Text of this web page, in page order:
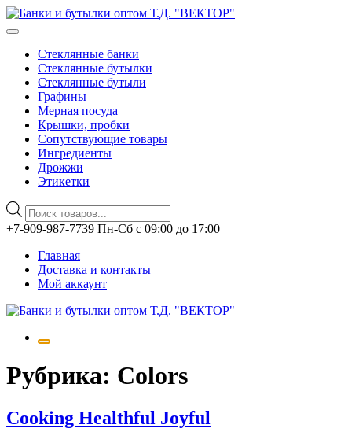
Стеклянные банки
Стеклянные бутылки
Стеклянные бутыли
Графины
Мерная посуда
Крышки, пробки
Сопутствующие товары
Ингредиенты
Дрожжи
Этикетки
Поиск
товаров
Перейти
содержимому
+7-909-987-7739 Пн-Сб с 09:00 до 17:00
Главная
Доставка и контакты
Мой аккаунт
Рубрика: Colors
Cooking Healthful Joyful